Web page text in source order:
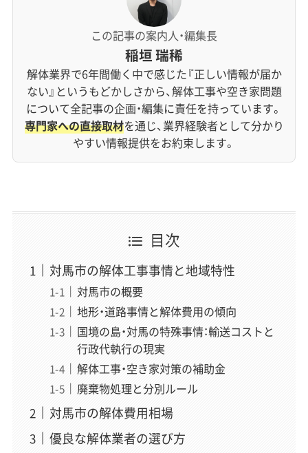
この記事の案内人・編集長
稲垣 瑞稀
解体業界で6年間働く中で感じた『正しい情報が届か
ない』というもどかしさから、解体工事や空き家問題
について全記事の企画・編集に責任を持っています。
専門家への直接取材を通じ、業界経験者として分かり
やすい情報提供をお約束します。
目次
対馬市の解体工事事情と地域特性
対馬市の概要
地形・道路事情と解体費用の傾向
国境の島・対馬の特殊事情：輸送コストと
行政代執行の現実
解体工事・空き家対策の補助金
廃棄物処理と分別ルール
対馬市の解体費用相場
優良な解体業者の選び方